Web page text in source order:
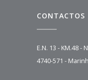
CONTACTOS
E.N. 13 - KM.48 -
4740-571 -